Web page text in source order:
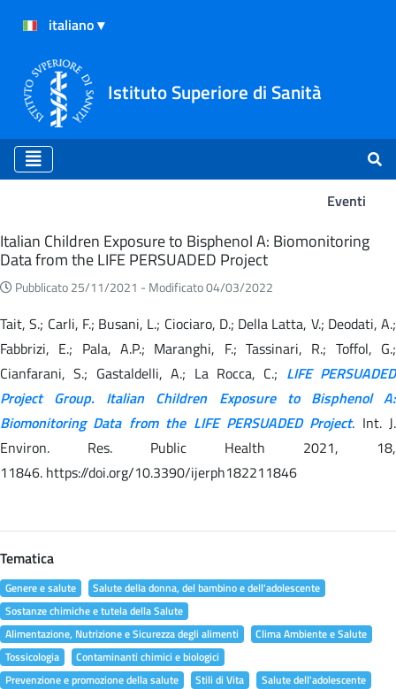
Istituto Superiore di Sanità
Eventi
Eventi
Italian Children Exposure to Bisphenol A: Biomonitoring
Data from the LIFE PERSUADED Project
Pubblicato 25/11/2021 - Modificato 04/03/2022
Tait, S.; Carli, F.; Busani, L.; Ciociaro, D.; Della Latta, V.; Deodati, A.;
Fabbrizi, E.; Pala, A.P.; Maranghi, F.; Tassinari, R.; Toffol, G.;
Cianfarani, S.; Gastaldelli, A.; La Rocca, C.; LIFE PERSUADED
Project Group. Italian Children Exposure to Bisphenol A:
Biomonitoring Data from the LIFE PERSUADED Project. Int. J.
Environ. Res. Public Health 2021, 18,
11846. https://doi.org/10.3390/ijerph182211846
Tematica
Genere e salute
Salute della donna, del bambino e dell'adolescente
Sostanze chimiche e tutela della Salute
Alimentazione, Nutrizione e Sicurezza degli alimenti
Clima Ambiente e Salute
Tossicologia
Contaminanti chimici e biologici
Prevenzione e promozione della salute
Stili di Vita Salute dell'adolescente